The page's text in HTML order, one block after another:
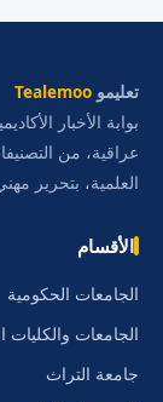
تعليمو Tealemoo
عراقية، من
العلمية، بتحرير
الأقسام
الجامعات الحكومية
الجامعات والكليات
جامعة التراث